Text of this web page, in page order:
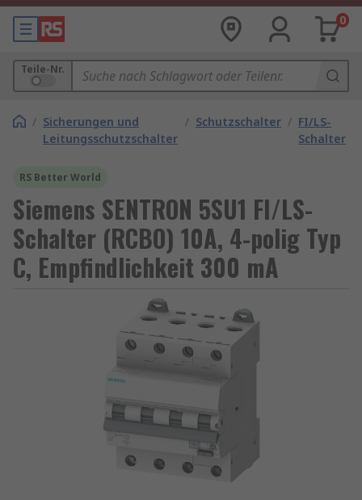
0
Teile-Nr.
/ Sicherungen und
Leitungsschutzschalter
/ Schutzschalter / FI/LS-
Schalter
RS Better World
Siemens SENTRON 5SU1 FI/LS-
Schalter (RCBO) 10A, 4-polig Typ
C, Empfindlichkeit 300 mA